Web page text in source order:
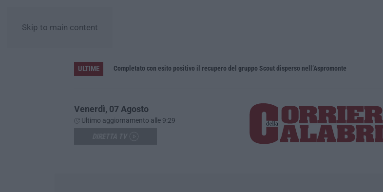
Skip to main content
ULTIME Completato con esito positivo il recupero del gruppo Scout disperso nell’Aspromonte
Venerdì, 07 Agosto
Ultimo aggiornamento alle 9:29